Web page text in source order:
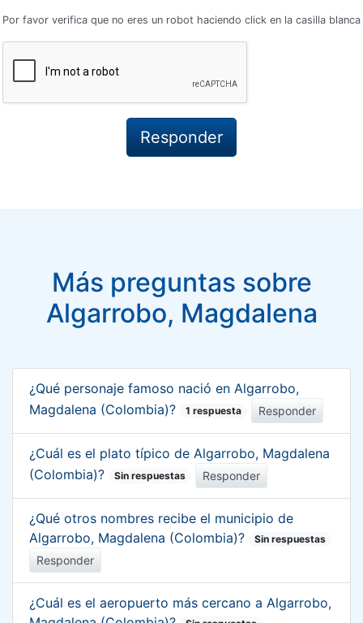
Por favor verifica que no eres un robot haciendo click en la casilla blanca
Más preguntas sobre
Algarrobo, Magdalena
¿Qué personaje famoso nació en Algarrobo,
Magdalena (Colombia)?
1 respuesta Responder
¿Cuál es el plato típico de Algarrobo, Magdalena
(Colombia)?
Sin respuestas Responder
¿Qué otros nombres recibe el municipio de
Algarrobo, Magdalena (Colombia)?
Sin respuestas
Responder
¿Cuál es el aeropuerto más cercano a Algarrobo,